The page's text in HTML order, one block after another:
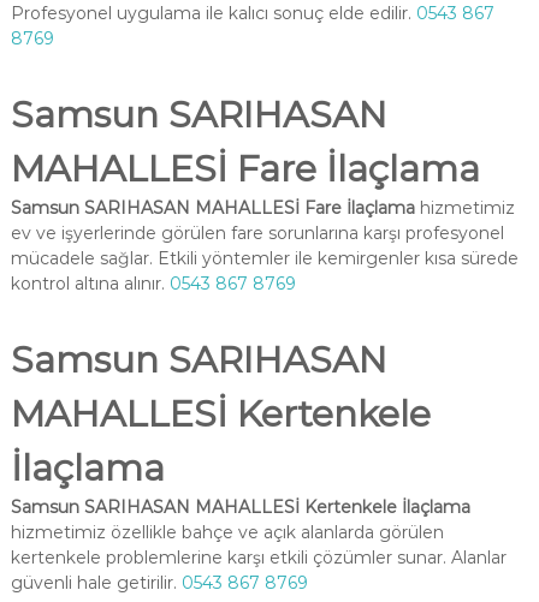
Profesyonel uygulama ile kalıcı sonuç elde edilir. 0543 867
8769
Samsun SARIHASAN
MAHALLESİ Fare İlaçlama
Samsun SARIHASAN MAHALLESİ Fare İlaçlamahizmetimiz
ev ve işyerlerinde görülen fare sorunlarına karşı profesyonel
mücadele sağlar. Etkili yöntemler ile kemirgenler kısa sürede
kontrol altına alınır. 0543 867 8769
Samsun SARIHASAN
MAHALLESİ Kertenkele
İlaçlama
Samsun SARIHASAN MAHALLESİ Kertenkele İlaçlama
hizmetimiz özellikle bahçe ve açık alanlarda görülen
kertenkele problemlerine karşı etkili çözümler sunar. Alanlar
güvenli hale getirilir. 0543 867 8769